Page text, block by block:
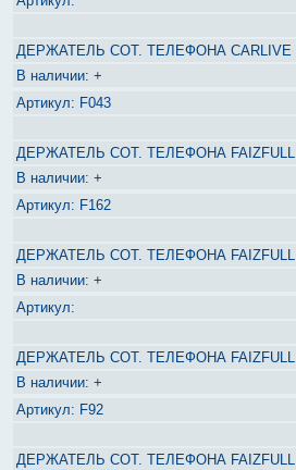
ДЕРЖАТЕЛЬ СОТ. ТЕЛЕФОНА
+
F043
ДЕРЖАТЕЛЬ СОТ. ТЕЛЕФОНА
+
F162
ДЕРЖАТЕЛЬ СОТ. ТЕЛЕФОНА
+
ДЕРЖАТЕЛЬ СОТ. ТЕЛЕФОНА
+
F92
ДЕРЖАТЕЛЬ СОТ. ТЕЛЕФОНА